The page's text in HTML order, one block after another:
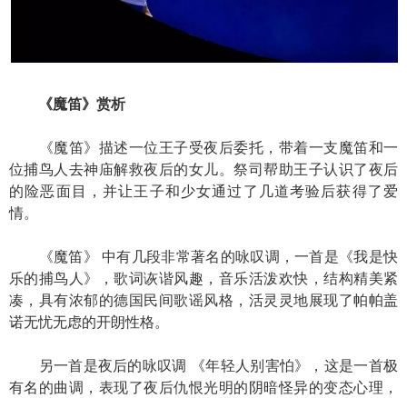
《魔笛》赏析
《魔笛》描述一位王子受夜后委托，带着一支魔笛和一
位捕鸟人去神庙解救夜后的女儿。祭司帮助王子认识了夜后
的险恶面目，并让王子和少女通过了几道考验后获得了爱
情。
《魔笛》 中有几段非常著名的咏叹调，一首是《我是快
乐的捕鸟人》，歌词诙谐风趣，音乐活泼欢快，结构精美紧
凑，具有浓郁的德国民间歌谣风格，活灵灵地展现了帕帕盖
诺无忧无虑的开朗性格。
另一首是夜后的咏叹调 《年轻人别害怕》，这是一首极
有名的曲调，表现了夜后仇恨光明的阴暗怪异的变态心理，